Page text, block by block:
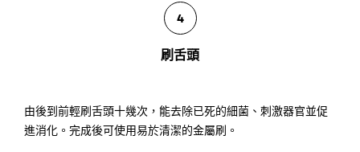
4
刷舌頭
由後到前輕刷舌頭十幾次，能去除已死的細菌、刺激器官並促
進消化。完成後可使用易於清潔的金屬刷。